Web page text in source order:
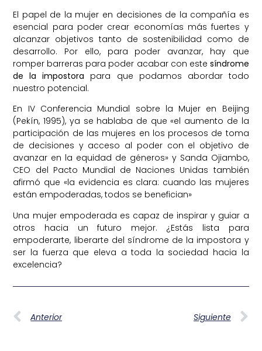
El papel de la mujer en decisiones de la compañía es
esencial para poder crear economías más fuertes y
alcanzar objetivos tanto de sostenibilidad como de
desarrollo. Por ello, para poder avanzar, hay que
romper barreras para poder acabar con este síndrome
de la impostora para que podamos abordar todo
nuestro potencial.
En IV Conferencia Mundial sobre la Mujer en Beijing
(Pekín, 1995), ya se hablaba de que «el aumento de la
participación de las mujeres en los procesos de toma
de decisiones y acceso al poder con el objetivo de
avanzar en la equidad de géneros» y Sanda Ojiambo,
CEO del Pacto Mundial de Naciones Unidas también
afirmó que «la evidencia es clara: cuando las mujeres
están empoderadas, todos se benefician»
Una mujer empoderada es capaz de inspirar y guiar a
otros hacia un futuro mejor. ¿Estás lista para
empoderarte, liberarte del síndrome de la impostora y
ser la fuerza que eleva a toda la sociedad hacia la
excelencia?
Anterior Siguiente